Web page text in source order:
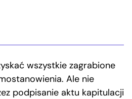
wszystkie zagrabione
Ale nie
podpisanie aktu kapitulacji